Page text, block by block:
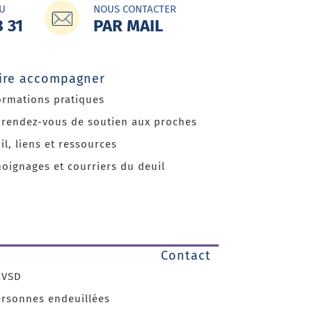
31
NOUS CONTACTER
PAR MAIL
accompagner
pratiques
rendez-vous de soutien aux proches
liens et ressources
et courriers du deuil
endeuillées
Contact